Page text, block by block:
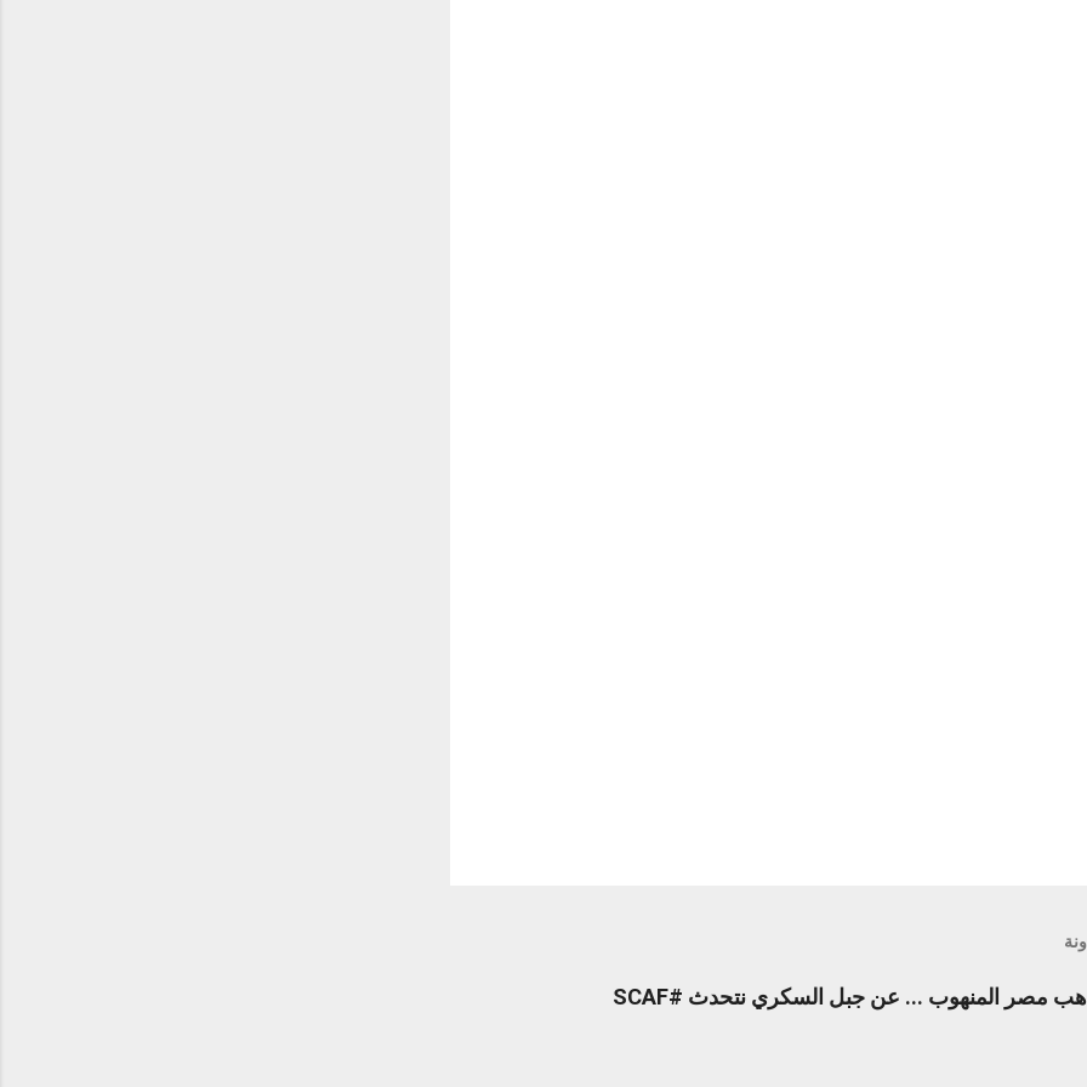
محدث - حقائق صادمة : ذهب مصر المنهوب ... عن جبل السكري نتحدث #SCAF